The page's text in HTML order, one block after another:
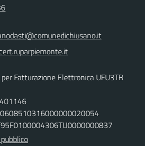
Fatturazione Elettronica UFU3TB